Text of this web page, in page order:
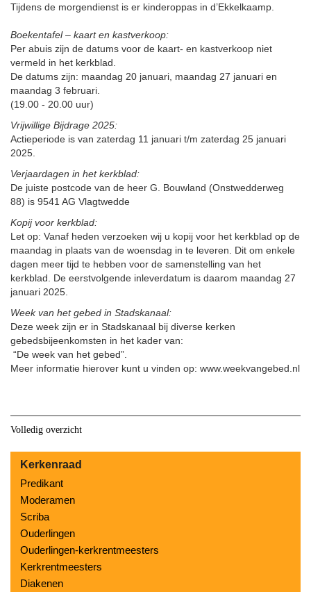
Tijdens de morgendienst is er kinderoppas in d’Ekkelkaamp.
Boekentafel – kaart en kastverkoop:
Per abuis zijn de datums voor de kaart- en kastverkoop niet
vermeld in het kerkblad.
De datums zijn: maandag 20 januari, maandag 27 januari en
maandag 3 februari.
(19.00 - 20.00 uur)
Vrijwillige Bijdrage 2025:
Actieperiode is van zaterdag 11 januari t/m zaterdag 25 januari
2025.
Verjaardagen in het kerkblad:
De juiste postcode van de heer G. Bouwland (Onstwedderweg
88) is 9541 AG Vlagtwedde
Kopij voor kerkblad:
Let op: Vanaf heden verzoeken wij u kopij voor het kerkblad op de
maandag in plaats van de woensdag in te leveren. Dit om enkele
dagen meer tijd te hebben voor de samenstelling van het
kerkblad. De eerstvolgende inleverdatum is daarom maandag 27
januari 2025.
Week van het gebed in Stadskanaal:
Deze week zijn er in Stadskanaal bij diverse kerken
gebedsbijeenkomsten in het kader van:
“De week van het gebed”.
Meer informatie hierover kunt u vinden op: www.weekvangebed.nl
Volledig overzicht
Kerkenraad
Predikant
Moderamen
Scriba
Ouderlingen
Ouderlingen-kerkrentmeesters
Kerkrentmeesters
Diakenen